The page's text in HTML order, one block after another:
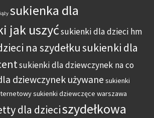
sukienka dla
jak uszyćsukienki dla dzieci hm
na szydełkusukienki dla
sukienki dla dziewczynek na co
dziewczynek używane sukienki
sukienki dziewczęce warszawa
dla dzieciszydełkowa